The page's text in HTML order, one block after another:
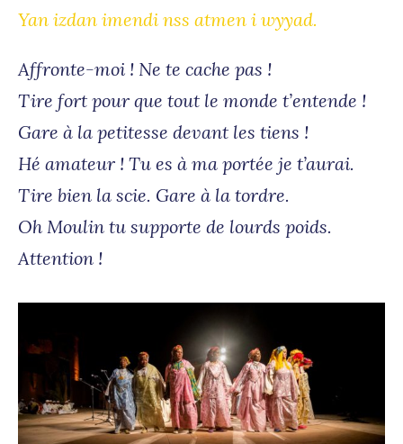
Yan izdan imendi nss atmen i wyyad.
Affronte-moi ! Ne te cache pas !
Tire fort pour que tout le monde t’entende !
Gare à la petitesse devant les tiens !
Hé amateur ! Tu es à ma portée je t’aurai.
Tire bien la scie. Gare à la tordre.
Oh Moulin tu supporte de lourds poids.
Attention !